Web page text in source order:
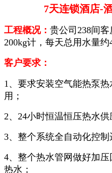
7天连锁酒店-
工程概况： 贵公司238间
200kg计，每天总用水量约
客户要求：
1、要求安装空气能热泵
用；
2、24小时恒温恒压热水
3、整个系统全自动化控制
4、整个热水管网做好加
热水；